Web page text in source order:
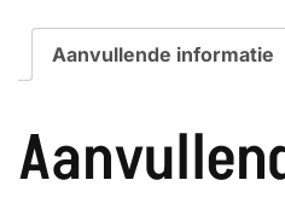
Aanvullende informatie